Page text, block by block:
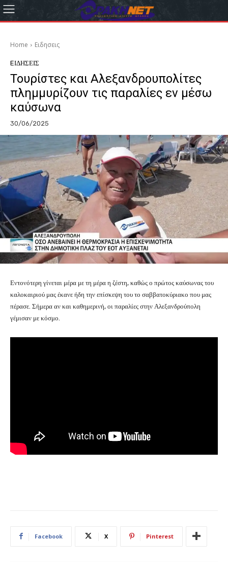
Home Eιδησεις
EΙΔΗΣΕΙΣ
Τουρίστες και Αλεξανδρουπολίτες
πλημμυρίζουν τις παραλίες εν μέσω
καύσωνα
30/06/2025
Εντονότερη γίνεται μέρα με τη μέρα η ζέστη, καθώς ο πρώτος καύσωνας του
καλοκαιριού μας έκανε ήδη την επίσκεψη του το σαββατοκύριακο που μας
πέρασε. Σήμερα αν και καθημερινή, οι παραλίες στην Αλεξανδρούπολη
γέμισαν με κόσμο.
Facebook X Pinterest